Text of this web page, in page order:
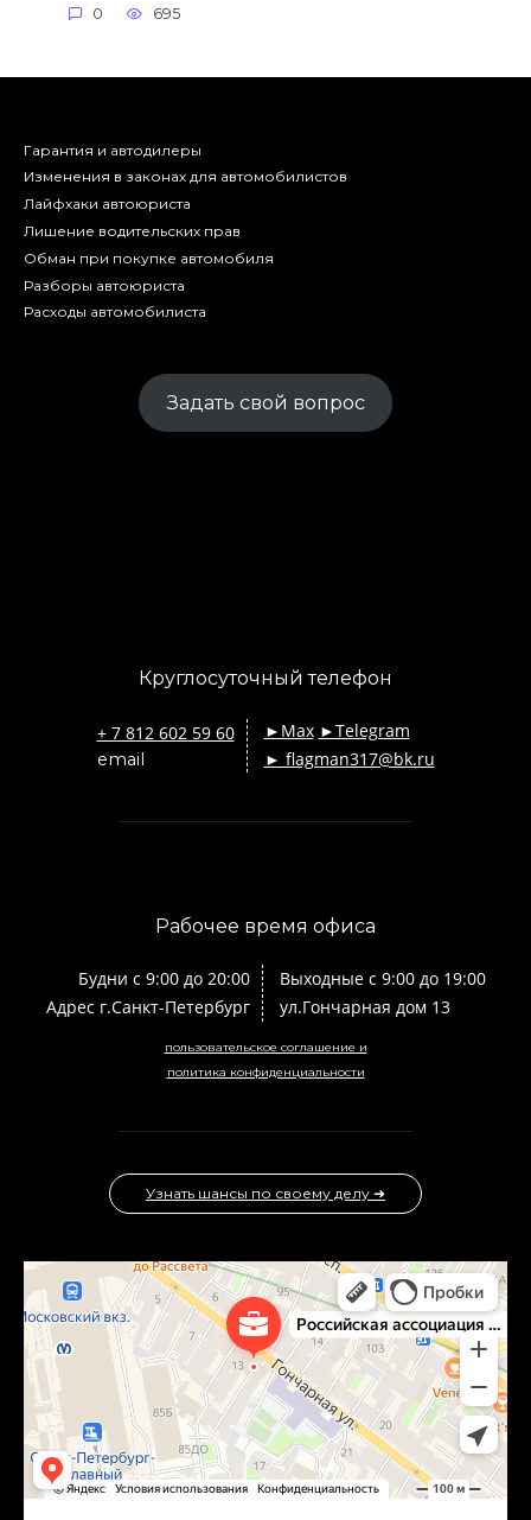
0 695
Гарантия и автодилеры
Изменения в законах для автомобилистов
Лайфхаки автоюриста
Лишение водительских прав
Обман при покупке автомобиля
Разборы автоюриста
Расходы автомобилиста
Задать свой вопрос
Круглосуточный телефон
+ 7 812 602 59 60
email
►Max ►Telegram
► flagman317@bk.ru
Рабочее время офиса
Будни с 9:00 до 20:00
Адрес г.Санкт-Петербург
Выходные с 9:00 до 19:00
ул.Гончарная дом 13
пользовательское соглашение и
политика конфиденциальности
Узнать шансы по своему делу ➜